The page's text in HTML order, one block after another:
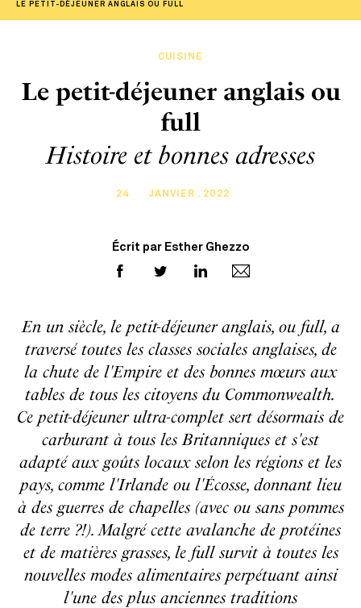
LE PETIT-DÉJEUNER ANGLAIS OU FULL
CUISINE
Le petit-déjeuner anglais ou
full
Histoire et bonnes adresses
24 JANVIER . 2022
Écrit par Esther Ghezzo
En un siècle, le petit-déjeuner anglais, ou full, a
traversé toutes les classes sociales anglaises, de
la chute de l'Empire et des bonnes mœurs aux
tables de tous les citoyens du Commonwealth.
Ce petit-déjeuner ultra-complet sert désormais de
carburant à tous les Britanniques et s'est
adapté aux goûts locaux selon les régions et les
pays, comme l'Irlande ou l'Écosse, donnant lieu
à des guerres de chapelles (avec ou sans pommes
de terre ?!). Malgré cette avalanche de protéines
et de matières grasses, le full survit à toutes les
nouvelles modes alimentaires perpétuant ainsi
l'une des plus anciennes traditions